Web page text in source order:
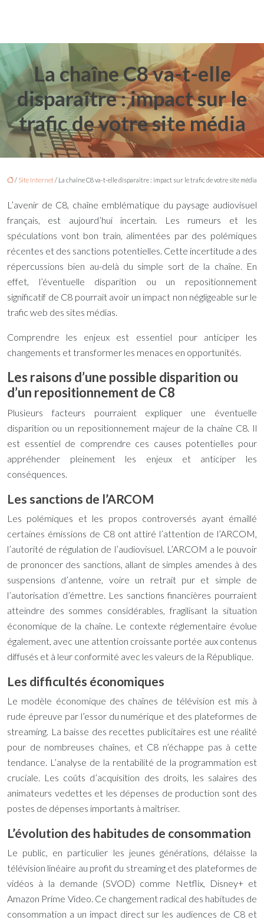
La chaîne C8 va-t-elle
disparaître : impact sur le
trafic de votre site média
/ Site Internet/ La chaîne C8 va-t-elle disparaître : impact sur le trafic de votre site média
L’avenir de C8, chaîne emblématique du paysage audiovisuel
français, est aujourd’hui incertain. Les rumeurs et les
spéculations vont bon train, alimentées par des polémiques
récentes et des sanctions potentielles. Cette incertitude a des
répercussions bien au-delà du simple sort de la chaîne. En
effet, l’éventuelle disparition ou un repositionnement
significatif de C8 pourrait avoir un impact non négligeable sur le
trafic web des sites médias.
Comprendre les enjeux est essentiel pour anticiper les
changements et transformer les menaces en opportunités.
Les raisons d’une possible disparition ou
d’un repositionnement de C8
Plusieurs facteurs pourraient expliquer une éventuelle
disparition ou un repositionnement majeur de la chaîne C8. Il
est essentiel de comprendre ces causes potentielles pour
appréhender pleinement les enjeux et anticiper les
conséquences.
Les sanctions de l’ARCOM
Les polémiques et les propos controversés ayant émaillé
certaines émissions de C8 ont attiré l’attention de l’ARCOM,
l’autorité de régulation de l’audiovisuel. L’ARCOM a le pouvoir
de prononcer des sanctions, allant de simples amendes à des
suspensions d’antenne, voire un retrait pur et simple de
l’autorisation d’émettre. Les sanctions financières pourraient
atteindre des sommes considérables, fragilisant la situation
économique de la chaîne. Le contexte réglementaire évolue
également, avec une attention croissante portée aux contenus
diffusés et à leur conformité avec les valeurs de la République.
Les difficultés économiques
Le modèle économique des chaînes de télévision est mis à
rude épreuve par l’essor du numérique et des plateformes de
streaming. La baisse des recettes publicitaires est une réalité
pour de nombreuses chaînes, et C8 n’échappe pas à cette
tendance. L’analyse de la rentabilité de la programmation est
cruciale. Les coûts d’acquisition des droits, les salaires des
animateurs vedettes et les dépenses de production sont des
postes de dépenses importants à maîtriser.
L’évolution des habitudes de consommation
Le public, en particulier les jeunes générations, délaisse la
télévision linéaire au profit du streaming et des plateformes de
vidéos à la demande (SVOD) comme Netflix, Disney+ et
Amazon Prime Video. Ce changement radical des habitudes de
consommation a un impact direct sur les audiences de C8 et